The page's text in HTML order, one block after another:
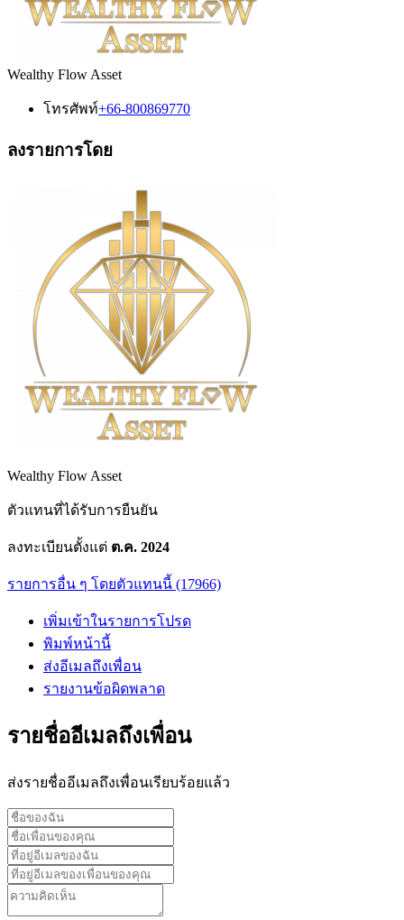
Wealthy Flow Asset
โทรศัพท์+66-800869770
ลงรายการโดย
Wealthy Flow Asset
ตัวแทนที่ได้รับการยืนยัน
ลงทะเบียนตั้งแต่ ต.ค. 2024
รายการอื่น ๆ โดยตัวแทนนี้ (17966)
เพิ่มเข้าในรายการโปรด
พิมพ์หน้านี้
ส่งอีเมลถึงเพื่อน
รายงานข้อผิดพลาด
รายชื่ออีเมลถึงเพื่อน
ส่งรายชื่ออีเมลถึงเพื่อนเรียบร้อยแล้ว